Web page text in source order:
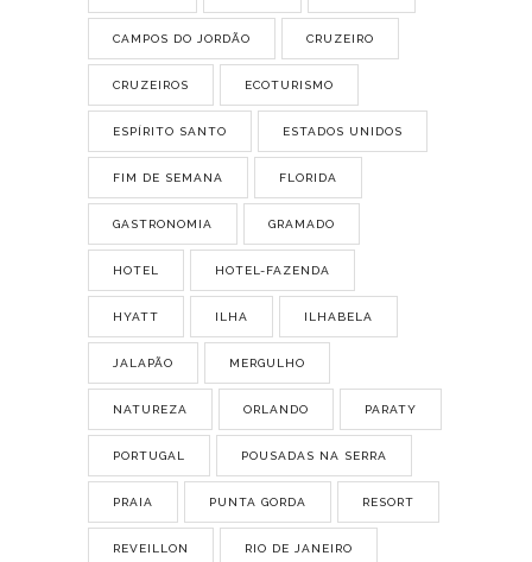
CAMPOS DO JORDÃO CRUZEIRO
CRUZEIROS ECOTURISMO
ESPÍRITO SANTO ESTADOS UNIDOS
FIM DE SEMANA FLORIDA
GASTRONOMIA GRAMADO
HOTEL HOTEL-FAZENDA
HYATT ILHA ILHABELA
JALAPÃO MERGULHO
NATUREZA ORLANDO PARATY
PORTUGAL POUSADAS NA SERRA
PRAIA PUNTA GORDA RESORT
REVEILLON RIO DE JANEIRO